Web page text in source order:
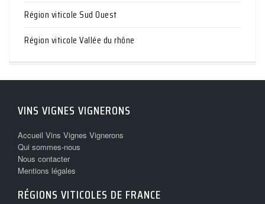
Région viticole Sud Ouest
Région viticole Vallée du rhône
VINS VIGNES VIGNERONS
Accueil Vins Vignes Vignerons
Qui sommes-nous
Nous contacter
Mentions légales
RÉGIONS VITICOLES DE FRANCE